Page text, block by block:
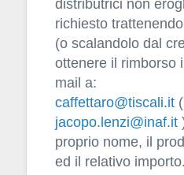
distributrici non
richiesto
(o scalandolo dal
ottenere il rimborso
mail a:
caffettaro@tiscali.it
jacopo.lenzi@inaf.it
proprio nome, il
ed il relativo importo.